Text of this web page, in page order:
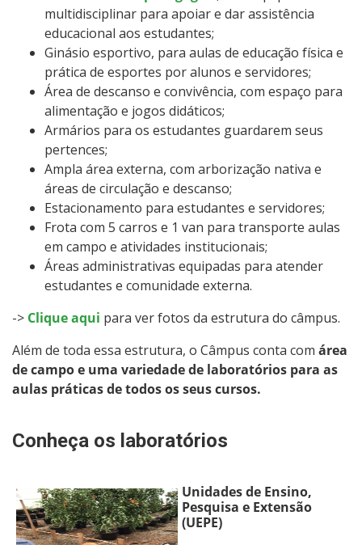
multidisciplinar para apoiar e dar assistência
educacional aos estudantes;
Ginásio esportivo, para aulas de educação física e
prática de esportes por alunos e servidores;
Área de descanso e convivência, com espaço para
alimentação e jogos didáticos;
Armários para os estudantes guardarem seus
pertences;
Ampla área externa, com arborização nativa e
áreas de circulação e descanso;
Estacionamento para estudantes e servidores;
Frota com 5 carros e 1 van para transporte aulas
em campo e atividades institucionais;
Áreas administrativas equipadas para atender
estudantes e comunidade externa.
-> Clique aqui para ver fotos da estrutura do câmpus.
Além de toda essa estrutura, o Câmpus conta com área
de campo e uma variedade de laboratórios para as
aulas práticas de todos os seus cursos.
Conheça os laboratórios
Unidades de Ensino,
Pesquisa e Extensão
(UEPE)